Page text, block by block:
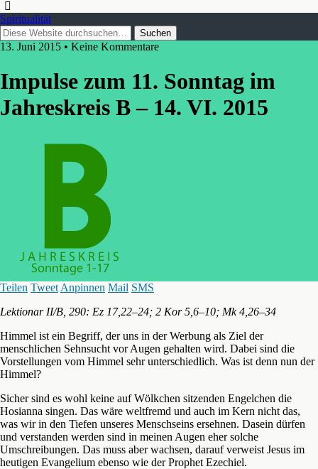
Spiritualität
13. Juni 2015 • Keine Kommentare
Impulse zum 11. Sonntag im
Jahreskreis B – 14. VI. 2015
Teilen Tweet Anpinnen Mail SMS
Lektionar II/B, 290: Ez 17,22–24; 2 Kor 5,6–10; Mk 4,26–34
Himmel ist ein Begriff, der uns in der Werbung als Ziel der
menschlichen Sehnsucht vor Augen gehalten wird. Dabei sind die
Vorstellungen vom Himmel sehr unterschiedlich. Was ist denn nun der
Himmel?
Sicher sind es wohl keine auf Wölkchen sitzenden Engelchen die
Hosianna singen. Das wäre weltfremd und auch im Kern nicht das,
was wir in den Tiefen unseres Menschseins ersehnen. Dasein dürfen
und verstanden werden sind in meinen Augen eher solche
Umschreibungen. Das muss aber wachsen, darauf verweist Jesus im
heutigen Evangelium ebenso wie der Prophet Ezechiel.